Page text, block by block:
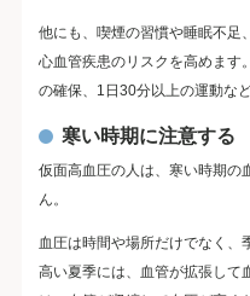
他にも、喫煙の習慣や睡眠不足
心血管疾患のリスクを高めます
の確保、1日30分以上の運動な
寒い時期に注意する
仮面高血圧の人は、寒い時期の
ん。
血圧は時間や場所だけでなく、
高い夏季には、血管が拡張して